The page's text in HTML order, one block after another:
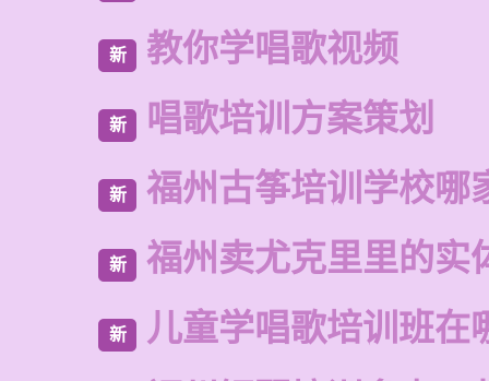
新 教你学唱歌视频
新 唱歌培训方案策划
新 福州古筝培训学校哪
新 福州卖尤克里里的实
新 儿童学唱歌培训班在